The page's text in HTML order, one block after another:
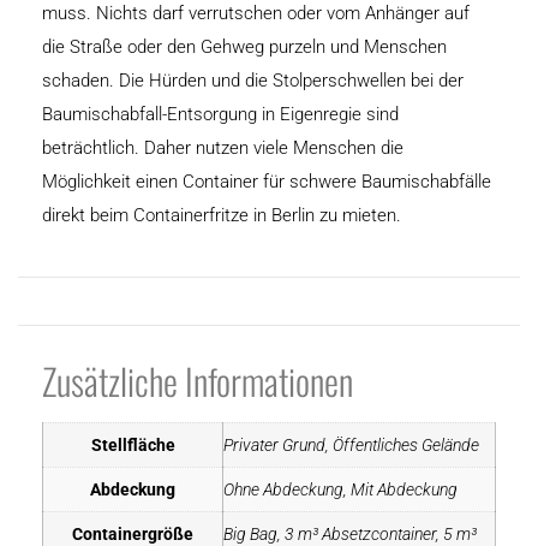
muss. Nichts darf verrutschen oder vom Anhänger auf
die Straße oder den Gehweg purzeln und Menschen
schaden. Die Hürden und die Stolperschwellen bei der
Baumischabfall-Entsorgung in Eigenregie sind
beträchtlich. Daher nutzen viele Menschen die
Möglichkeit einen Container für schwere Baumischabfälle
direkt beim Containerfritze in Berlin zu mieten.
Zusätzliche Informationen
Stellfläche Privater Grund, Öffentliches Gelände
Abdeckung Ohne Abdeckung, Mit Abdeckung
Containergröße
Big Bag, 3 m³ Absetzcontainer, 5 m³